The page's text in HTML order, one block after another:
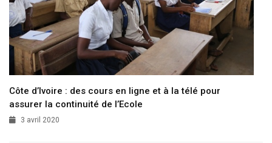
Côte d’Ivoire : des cours en ligne et à la télé pour
assurer la continuité de l’Ecole
3 avril 2020